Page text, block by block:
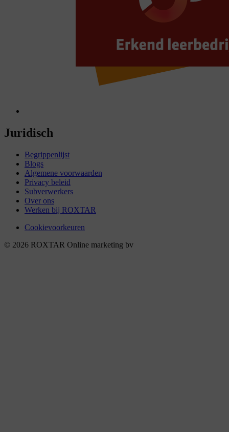
Juridisch
Begrippenlijst
Blogs
Algemene voorwaarden
Privacy beleid
Subverwerkers
Over ons
Werken bij ROXTAR
Cookievoorkeuren
© 2026 ROXTAR Online marketing bv